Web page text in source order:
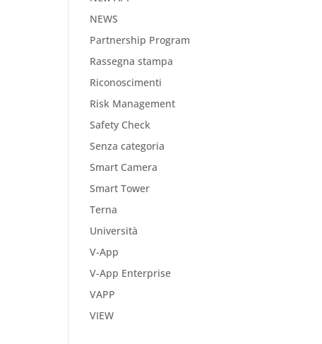
NEWS
Partnership Program
Rassegna stampa
Riconoscimenti
Risk Management
Safety Check
Senza categoria
Smart Camera
Smart Tower
Terna
Università
V-App
V-App Enterprise
VAPP
VIEW